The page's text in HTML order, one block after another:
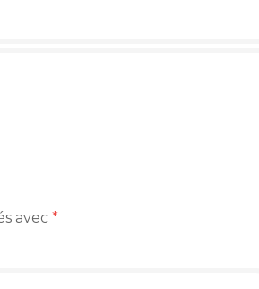
avec *